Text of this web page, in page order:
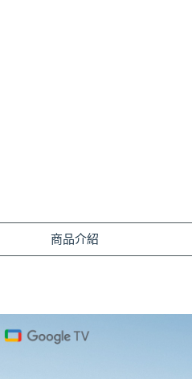
商品介紹